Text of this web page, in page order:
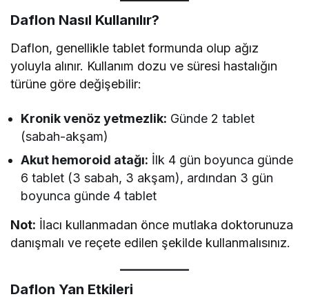
Daflon Nasıl Kullanılır?
Daflon, genellikle tablet formunda olup ağız
yoluyla alınır. Kullanım dozu ve süresi hastalığın
türüne göre değişebilir:
Kronik venöz yetmezlik: Günde 2 tablet
(sabah-akşam)
Akut hemoroid atağı: İlk 4 gün boyunca günde
6 tablet (3 sabah, 3 akşam), ardından 3 gün
boyunca günde 4 tablet
Not: İlacı kullanmadan önce mutlaka doktorunuza
danışmalı ve reçete edilen şekilde kullanmalısınız.
Daflon Yan Etkileri